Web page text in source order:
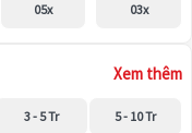
05x 03x
Xem thêm
3 - 5 Tr 5 - 10 Tr